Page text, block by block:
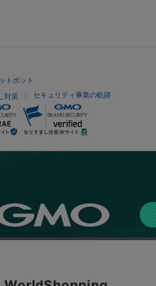
トボット
対策 セキュリティ事業の軌跡